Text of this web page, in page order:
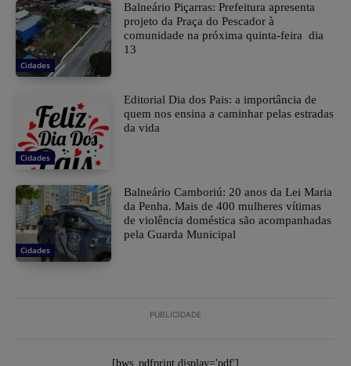
Cidades
Balneário Piçarras: Prefeitura apresenta
projeto da Praça do Pescador à
comunidade na próxima quinta-feira dia
13
Cidades
Editorial Dia dos Pais: a importância de
quem nos ensina a caminhar pelas estradas
da vida
Cidades
Balneário Camboriú: 20 anos da Lei Maria
da Penha. Mais de 400 mulheres vítimas
de violência doméstica são acompanhadas
pela Guarda Municipal
PUBLICIDADE
[bws_pdfprint display='pdf']